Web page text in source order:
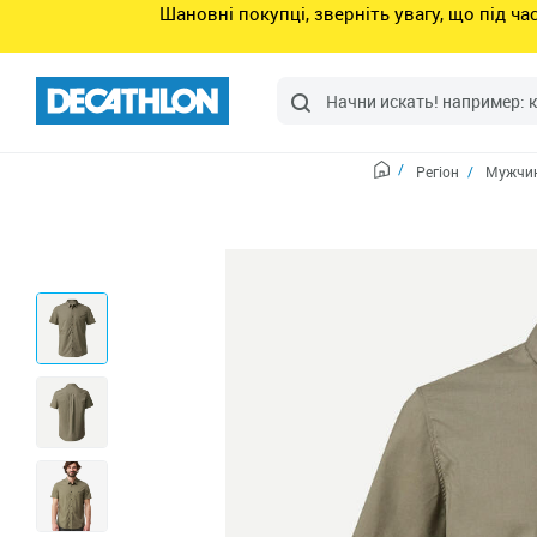
Шановні покупці, зверніть увагу, що під
Регіон